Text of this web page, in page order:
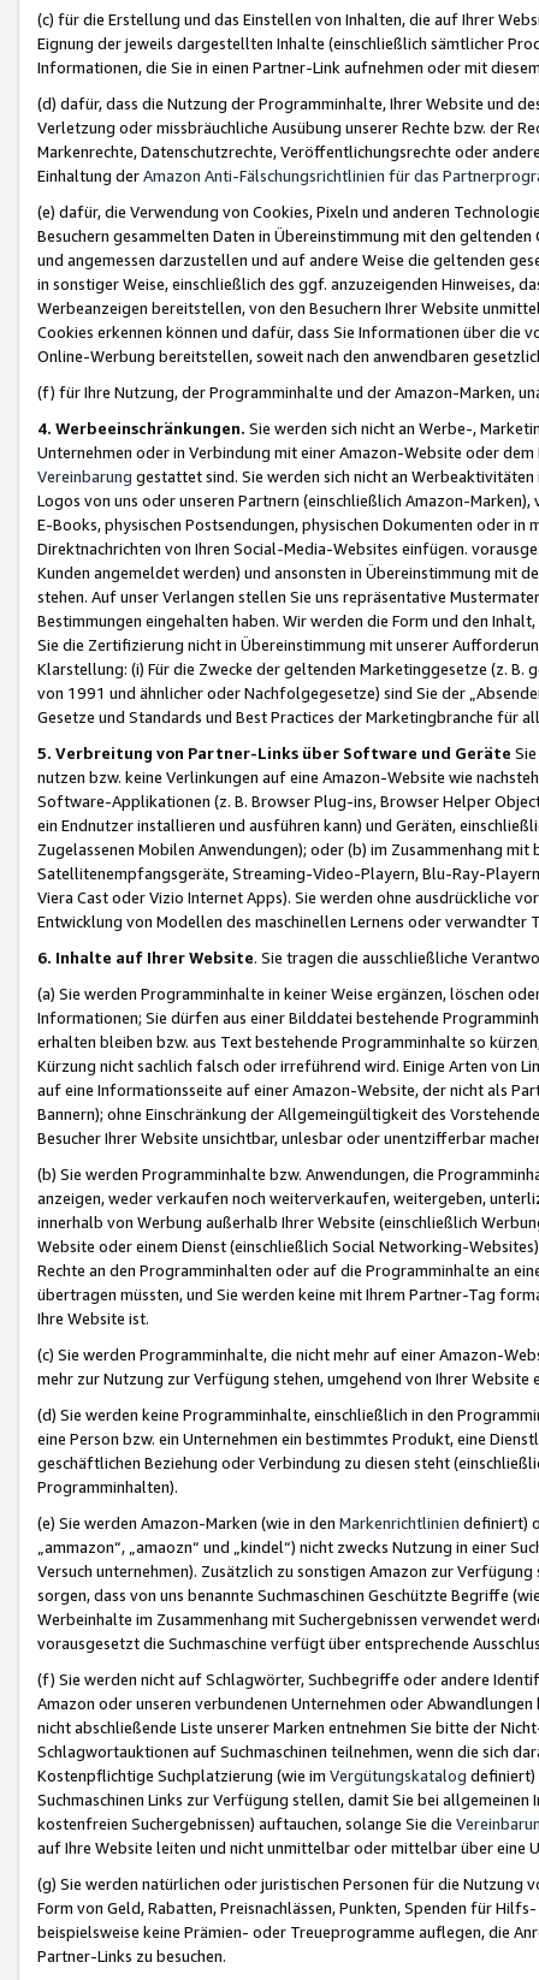
(c) für die Erstellung und das Einstellen von Inhalten, die auf Ihrer
Eignung der jeweils dargestellten Inhalte (einschließlich sämtlicher
Informationen, die Sie in einen Partner-Link aufnehmen oder mit
(d) dafür, dass die Nutzung der Programminhalte, Ihrer Website und
Verletzung oder missbräuchliche Ausübung unserer Rechte bzw. der
Markenrechte, Datenschutzrechte, Veröffentlichungsrechte oder
Einhaltung derAmazon Anti-Fälschungsrichtlinien für das
(e) dafür, die Verwendung von Cookies, Pixeln und anderen
Besuchern gesammelten Daten in Übereinstimmung mit den
und angemessen darzustellen und auf andere Weise die geltenden
in sonstiger Weise, einschließlich des ggf. anzuzeigenden Hinweises,
Werbeanzeigen bereitstellen, von den Besuchern Ihrer Website
Cookies erkennen können und dafür, dass Sie Informationen über die
Online-Werbung bereitstellen, soweit nach den anwendbaren
(f) für Ihre Nutzung, der Programminhalte und der Amazon-Marken,
4. Werbeeinschränkungen. Sie werden sich nicht an Werbe-,
Unternehmen oder in Verbindung mit einer Amazon-Website oder
Vereinbarung gestattet sind. Sie werden sich nicht an
Logos von uns oder unseren Partnern (einschließlich Amazon-
E-Books, physischen Postsendungen, physischen Dokumenten oder in
Direktnachrichten von Ihren Social-Media-Websites einfügen.
Kunden angemeldet werden) und ansonsten in Übereinstimmung mit
stehen. Auf unser Verlangen stellen Sie uns repräsentative
Bestimmungen eingehalten haben. Wir werden die Form und den
Sie die Zertifizierung nicht in Übereinstimmung mit unserer
Klarstellung: (i) Für die Zwecke der geltenden Marketinggesetze (z. B.
von 1991 und ähnlicher oder Nachfolgegesetze) sind Sie der
Gesetze und Standards und Best Practices der Marketingbranche für
5. Verbreitung von Partner-Links über Software und Geräte
nutzen bzw. keine Verlinkungen auf eine Amazon-Website wie
Software-Applikationen (z. B. Browser Plug-ins, Browser Helper
ein Endnutzer installieren und ausführen kann) und Geräten,
Zugelassenen Mobilen Anwendungen); oder (b) im Zusammenhang
Satellitenempfangsgeräte, Streaming-Video-Playern, Blu-Ray-
Viera Cast oder Vizio Internet Apps). Sie werden ohne ausdrückliche
Entwicklung von Modellen des maschinellen Lernens oder
6. Inhalte auf Ihrer Website. Sie tragen die ausschließliche
(a) Sie werden Programminhalte in keiner Weise ergänzen, löschen
Informationen; Sie dürfen aus einer Bilddatei bestehende
erhalten bleiben bzw. aus Text bestehende Programminhalte so
Kürzung nicht sachlich falsch oder irreführend wird. Einige Arten von
auf eine Informationsseite auf einer Amazon-Website, der nicht als
Bannern); ohne Einschränkung der Allgemeingültigkeit des
Besucher Ihrer Website unsichtbar, unlesbar oder unentzifferbar
(b) Sie werden Programminhalte bzw. Anwendungen, die
anzeigen, weder verkaufen noch weiterverkaufen, weitergeben,
innerhalb von Werbung außerhalb Ihrer Website (einschließlich
Website oder einem Dienst (einschließlich Social Networking-
Rechte an den Programminhalten oder auf die Programminhalte an
übertragen müssten, und Sie werden keine mit Ihrem Partner-Tag
Ihre Website ist.
(c) Sie werden Programminhalte, die nicht mehr auf einer Amazon-
mehr zur Nutzung zur Verfügung stehen, umgehend von Ihrer
(d) Sie werden keine Programminhalte, einschließlich in den
eine Person bzw. ein Unternehmen ein bestimmtes Produkt, eine
geschäftlichen Beziehung oder Verbindung zu diesen steht
Programminhalten).
(e) Sie werden Amazon-Marken (wie in den Markenrichtlinien definiert)
„ammazon“, „amaozn“ und „kindel“) nicht zwecks Nutzung in einer
Versuch unternehmen). Zusätzlich zu sonstigen Amazon zur
sorgen, dass von uns benannte Suchmaschinen Geschützte Begriffe
Werbeinhalte im Zusammenhang mit Suchergebnissen verwendet
vorausgesetzt die Suchmaschine verfügt über entsprechende
(f) Sie werden nicht auf Schlagwörter, Suchbegriffe oder andere
Amazon oder unseren verbundenen Unternehmen oder
nicht abschließende Liste unserer Marken entnehmen Sie bitte der
Schlagwortauktionen auf Suchmaschinen teilnehmen, wenn die sich
Kostenpflichtige Suchplatzierung (wie im Vergütungskatalog definiert)
Suchmaschinen Links zur Verfügung stellen, damit Sie bei
kostenfreien Suchergebnissen) auftauchen, solange Sie die
auf Ihre Website leiten und nicht unmittelbar oder mittelbar über eine
(g) Sie werden natürlichen oder juristischen Personen für die Nutzung
Form von Geld, Rabatten, Preisnachlässen, Punkten, Spenden für
beispielsweise keine Prämien- oder Treueprogramme auflegen, die
Partner-Links zu besuchen.